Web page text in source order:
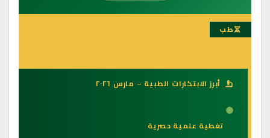
طب
أبرز الابتكارات الطبية – مارس ٢٠٢٦
تغطية علمية حصرية